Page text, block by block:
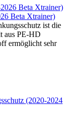
Beta Xtrainer)
ist die
aus PE-HD
ermöglicht sehr